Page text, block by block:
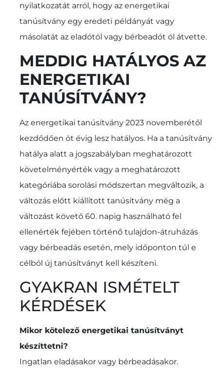
nyilatkozatát arról, hogy az energetikai
tanúsítvány egy eredeti példányát vagy
másolatát az eladótól vagy bérbeadót ól átvette.
MEDDIG HATÁLYOS AZ
ENERGETIKAI
TANÚSÍTVÁNY?
Az energetikai tanúsítvány 2023 novemberétől
kezdődően öt évig lesz hatályos. Ha a tanúsítvány
hatálya alatt a jogszabályban meghatározott
követelményérték vagy a meghatározott
kategóriába sorolási módszertan megváltozik, a
változás előtt kiállított tanúsítvány még a
változást követő 60. napig használható fel
ellenérték fejében történő tulajdon-átruházás
vagy bérbeadás esetén, mely időponton túl e
célból új tanúsítványt kell készíteni.
GYAKRAN ISMÉTELT
KÉRDÉSEK
Mikor kötelező energetikai tanúsítványt
készíttetni?
Ingatlan eladásakor vagy bérbeadásakor.